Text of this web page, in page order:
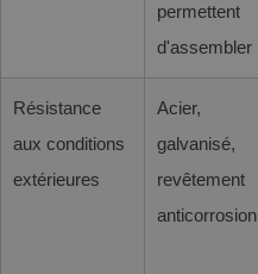
permettent
d'assembler
Résistance
aux conditions
extérieures
Acier,
galvanisé,
revêtement
anticorrosion